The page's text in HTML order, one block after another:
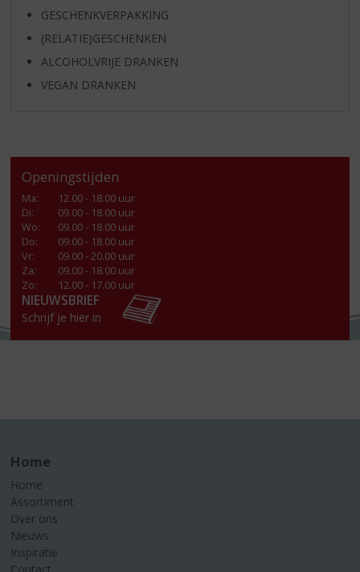
GESCHENKVERPAKKING
(RELATIE)GESCHENKEN
ALCOHOLVRIJE DRANKEN
VEGAN DRANKEN
Openingstijden
Ma:
12.00 - 18.00 uur
Di:
09.00 - 18.00 uur
Wo:
09.00 - 18.00 uur
Do:
09.00 - 18.00 uur
Vr:
09.00 - 20.00 uur
Za:
09.00 - 18.00 uur
Zo:
12.00 - 17.00 uur
NIEUWSBRIEF
Schrijf je hier in
Home
Home
Assortiment
Over ons
Nieuws
Inspiratie
Contact